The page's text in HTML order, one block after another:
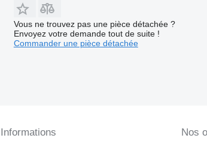
Vous ne trouvez pas une pièce détachée ?
Envoyez votre demande tout de suite !
Commander une pièce détachée
Informations Nos